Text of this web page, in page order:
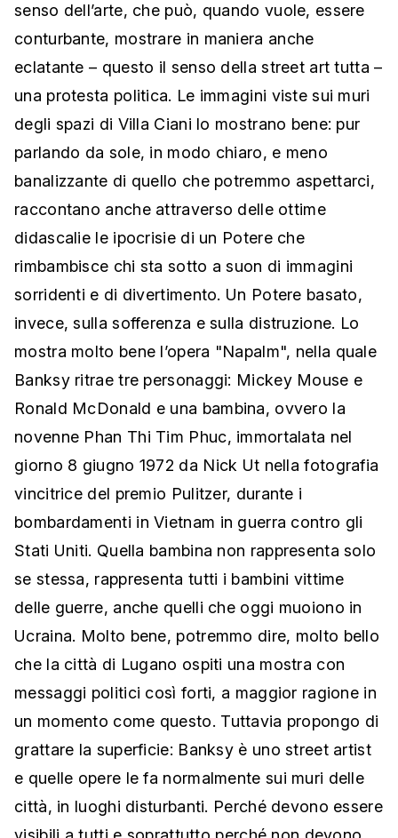
senso dell’arte, che può, quando vuole, essere
conturbante, mostrare in maniera anche
eclatante – questo il senso della street art tutta –
una protesta politica. Le immagini viste sui muri
degli spazi di Villa Ciani lo mostrano bene: pur
parlando da sole, in modo chiaro, e meno
banalizzante di quello che potremmo aspettarci,
raccontano anche attraverso delle ottime
didascalie le ipocrisie di un Potere che
rimbambisce chi sta sotto a suon di immagini
sorridenti e di divertimento. Un Potere basato,
invece, sulla sofferenza e sulla distruzione. Lo
mostra molto bene l’opera "Napalm", nella quale
Banksy ritrae tre personaggi: Mickey Mouse e
Ronald McDonald e una bambina, ovvero la
novenne Phan Thi Tim Phuc, immortalata nel
giorno 8 giugno 1972 da Nick Ut nella fotografia
vincitrice del premio Pulitzer, durante i
bombardamenti in Vietnam in guerra contro gli
Stati Uniti. Quella bambina non rappresenta solo
se stessa, rappresenta tutti i bambini vittime
delle guerre, anche quelli che oggi muoiono in
Ucraina. Molto bene, potremmo dire, molto bello
che la città di Lugano ospiti una mostra con
messaggi politici così forti, a maggior ragione in
un momento come questo. Tuttavia propongo di
grattare la superficie: Banksy è uno street artist
e quelle opere le fa normalmente sui muri delle
città, in luoghi disturbanti. Perché devono essere